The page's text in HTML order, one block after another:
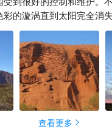
的漩涡直到太阳完全消
查看更多 